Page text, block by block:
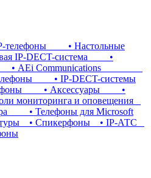
телефоны
• Настольные
IP-DECT-система
•
Communications
• IP-DECT-системы
• Аксессуары
•
мониторинга и оповещения
• Телефоны для Microsoft
• Спикерфоны
• IP-АТС